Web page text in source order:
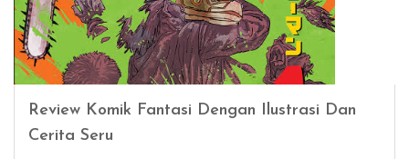
Review Komik Fantasi Dengan Ilustrasi Dan
Cerita Seru